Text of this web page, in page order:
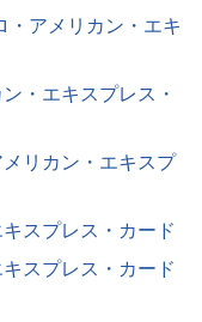
・アメリカン・エキ
・エキスプレス・
リカン・エキスプ
スプレス・カード
スプレス・カード